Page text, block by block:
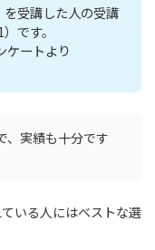
受講した人の受講
）です。
ケートより
、実績も十分です
いる人にはベストな選